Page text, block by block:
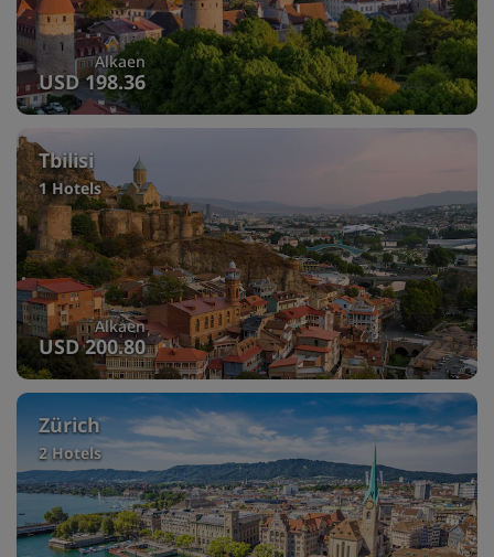
Alkaen
USD 198.36
Tbilisi
1 Hotels
Alkaen
USD 200.80
Zürich
2 Hotels